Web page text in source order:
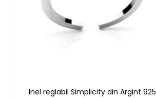
Inel reglabil Simplicity din Argint 925